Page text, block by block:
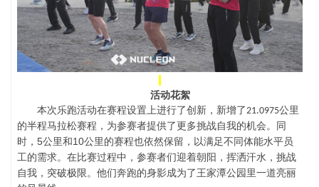
活动花絮
本次乐跑活动在赛程设置上进行了创新，新增了21.0975公里
的半程马拉松赛程，为参赛者提供了更多挑战自我的机会。同
时，5公里和 10公里的赛程也依然保留，以满足不同体能水平员
工的需求。在比赛过程中，参赛者们迎着朝阳，挥洒汗水，挑战
自我，突破极限。他们奔跑的身影成为了王家潭公园里一道亮丽